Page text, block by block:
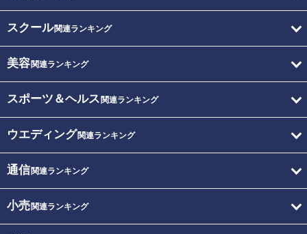
スクール関連ランキング
美容関連ランキング
スポーツ＆ヘルス 関連ランキング
ウエディング関連ランキング
通信関連ランキング
小売関連ランキング